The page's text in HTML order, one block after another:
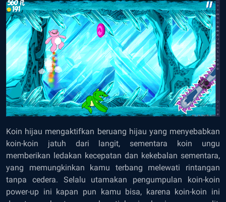
Koin hijau mengaktifkan beruang hijau yang menyebabkan
koin-koin jatuh dari langit, sementara koin ungu
memberikan ledakan kecepatan dan kekebalan sementara,
yang memungkinkan kamu terbang melewati rintangan
tanpa cedera. Selalu utamakan pengumpulan koin-koin
power-up ini kapan pun kamu bisa, karena koin-koin ini